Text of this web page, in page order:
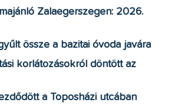
Zalaegerszegen: 2026.
össze a bazitai óvoda javára
korlátozásokról döntött az
a Toposházi utcában